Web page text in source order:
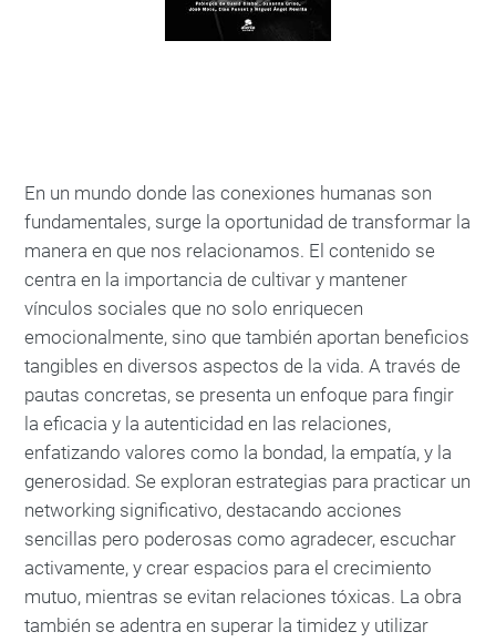
En un mundo donde las conexiones humanas son
fundamentales, surge la oportunidad de transformar la
manera en que nos relacionamos. El contenido se
centra en la importancia de cultivar y mantener
vínculos sociales que no solo enriquecen
emocionalmente, sino que también aportan beneficios
tangibles en diversos aspectos de la vida. A través de
pautas concretas, se presenta un enfoque para fingir
la eficacia y la autenticidad en las relaciones,
enfatizando valores como la bondad, la empatía, y la
generosidad. Se exploran estrategias para practicar un
networking significativo, destacando acciones
sencillas pero poderosas como agradecer, escuchar
activamente, y crear espacios para el crecimiento
mutuo, mientras se evitan relaciones tóxicas. La obra
también se adentra en superar la timidez y utilizar